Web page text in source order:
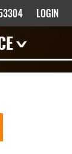
LOGIN